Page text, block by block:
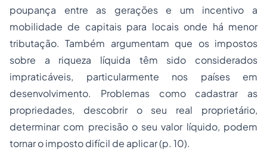
poupança entre as gerações e um incentivo a
mobilidade de capitais para locais onde há menor
tributação. Também argumentam que os impostos
sobre a riqueza líquida têm sido considerados
impraticáveis, particularmente nos países em
desenvolvimento. Problemas como cadastrar as
propriedades, descobrir o seu real proprietário,
determinar com precisão o seu valor líquido, podem
tornar o imposto difícil de aplicar (p. 10).